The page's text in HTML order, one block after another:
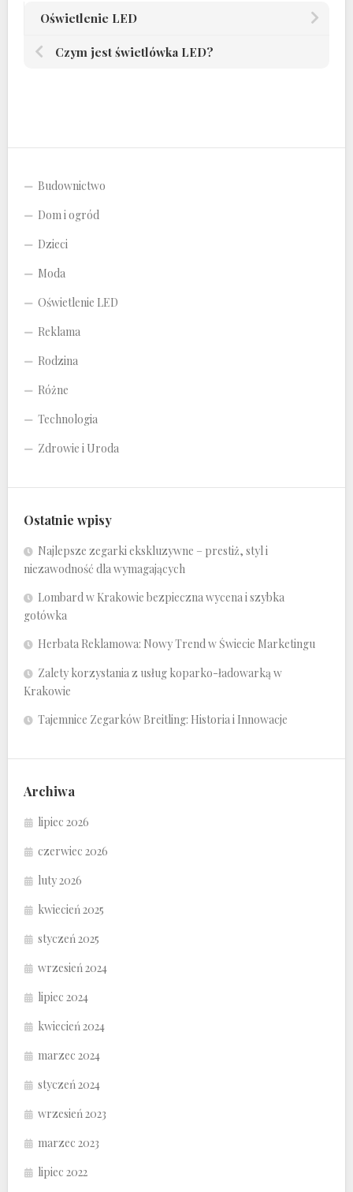
Oświetlenie LED
Czym jest świetlówka LED?
Budownictwo
Dom i ogród
Dzieci
Moda
Oświetlenie LED
Reklama
Rodzina
Różne
Technologia
Zdrowie i Uroda
Ostatnie wpisy
Najlepsze zegarki ekskluzywne – prestiż, styl i
niezawodność dla wymagających
Lombard w Krakowie bezpieczna wycena i szybka
gotówka
Herbata Reklamowa: Nowy Trend w Świecie Marketingu
Zalety korzystania z usług koparko-ładowarką w
Krakowie
Tajemnice Zegarków Breitling: Historia i Innowacje
Archiwa
lipiec 2026
czerwiec 2026
luty 2026
kwiecień 2025
styczeń 2025
wrzesień 2024
lipiec 2024
kwiecień 2024
marzec 2024
styczeń 2024
wrzesień 2023
marzec 2023
lipiec 2022